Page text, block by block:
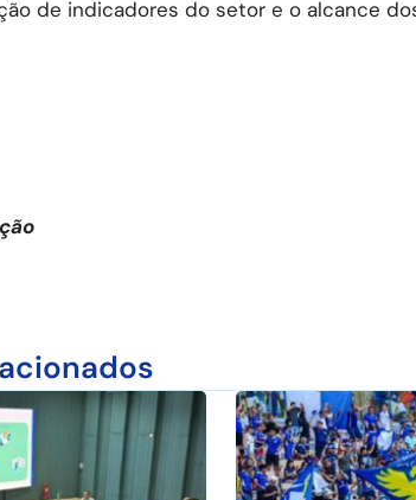
de indicadores do setor e o alcance